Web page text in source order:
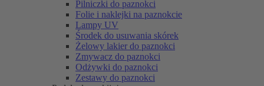
Pilniczki do paznokci
Folie i naklejki na paznokcie
Lampy UV
Środek do usuwania skórek
Żelowy lakier do paznokci
Zmywacz do paznokci
Odżywki do paznokci
Zestawy do paznokci